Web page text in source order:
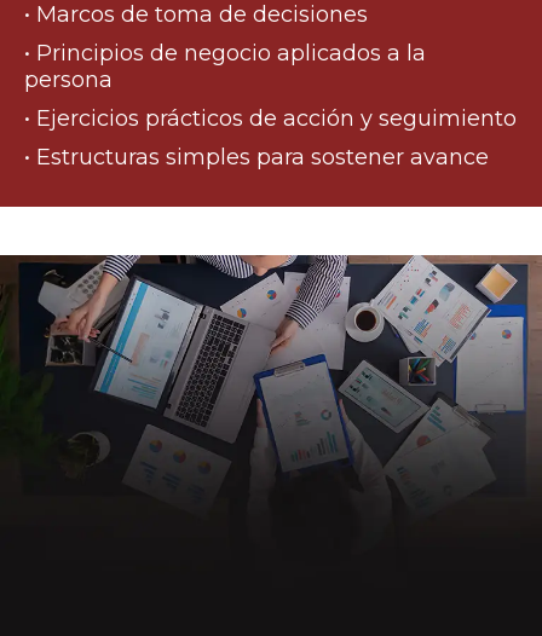
• Marcos de toma de decisiones
• Principios de negocio aplicados a la
persona
• Ejercicios prácticos de acción y seguimiento
• Estructuras simples para sostener avance